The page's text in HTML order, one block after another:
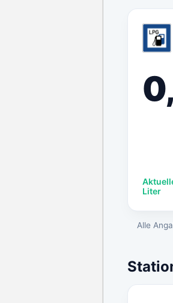
Liter
Alle